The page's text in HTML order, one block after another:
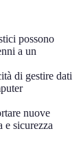
possono
a un
di gestire dati
nuove
e sicurezza